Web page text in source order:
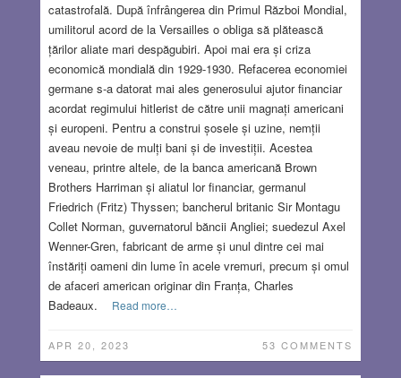
catastrofală. După înfrângerea din Primul Război Mondial,
umilitorul acord de la Versailles o obliga să plătească
țărilor aliate mari despăgubiri. Apoi mai era și criza
economică mondială din 1929-1930. Refacerea economiei
germane s-a datorat mai ales generosului ajutor financiar
acordat regimului hitlerist de către unii magnați americani
și europeni. Pentru a construi șosele și uzine, nemții
aveau nevoie de mulți bani și de investiții. Acestea
veneau, printre altele, de la banca americană Brown
Brothers Harriman și aliatul lor financiar, germanul
Friedrich (Fritz) Thyssen; bancherul britanic Sir Montagu
Collet Norman, guvernatorul băncii Angliei; suedezul Axel
Wenner-Gren, fabricant de arme și unul dintre cei mai
înstăriți oameni din lume în acele vremuri, precum și omul
de afaceri american originar din Franța, Charles
Badeaux.
Read more…
APR 20, 2023 53 COMMENTS